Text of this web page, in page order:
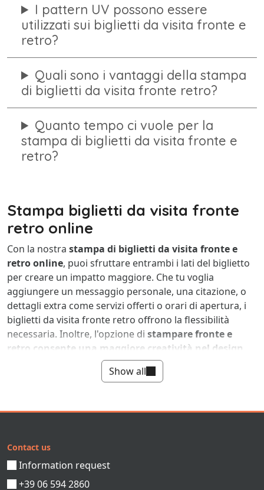
I pattern UV possono essere
utilizzati sui biglietti da visita fronte e
retro?
Quali sono i vantaggi della stampa
di biglietti da visita fronte retro?
Quanto tempo ci vuole per la
stampa di biglietti da visita fronte e
retro?
Stampa biglietti da visita fronte
retro online
Con la nostra stampa di biglietti da visita fronte e
retro online, puoi sfruttare entrambi i lati del biglietto
per creare un impatto maggiore. Che tu voglia
aggiungere un messaggio personale, una citazione, o
dettagli extra come servizi offerti o orari di apertura, i
biglietti da visita fronte retro offrono la flessibilità
necessaria. Inoltre, l'opzione di stampare fronte e
retro consente una maggiore creatività nel design
dando la possibilità di sperimentare con grafiche e
colori, che possono variare da un lato all'altro per
fronte retro
Ibiglietti da visita fronte retro
efficacia e innovazione nel mondo del business e del
Show all
Contact us
Information request
+39 06 594 2860